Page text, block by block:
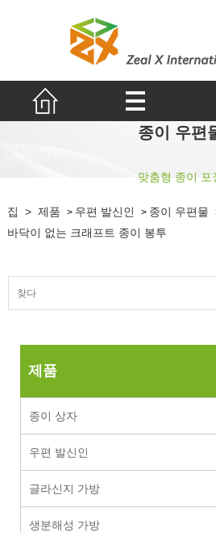
종이 우편
맞춤형 종이 포
집 > 제품 > 우편 발신인 > 종이 우편물
바닥이 없는 크래프트 종이 봉투
제품
종이 상자
우편 발신인
글라신지 가방
생분해성 가방